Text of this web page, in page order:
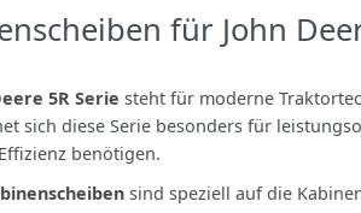
für John
5R Serie steht für moderne
sich diese Serie besonders für
benötigen.
sind speziell auf die